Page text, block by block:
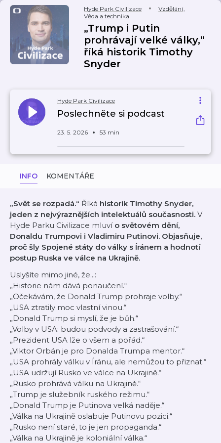
Hyde Park Civilizace Vzdělání,
Věda a technika
„Trump i Putin
prohrávají velké války,“
říká historik Timothy
Snyder
Hyde Park Civilizace
Poslechněte si podcast
23. 5. 2026 53 min
INFO KOMENTÁŘE
„Svět se rozpadá.“ Říká historik Timothy Snyder,
jeden z nejvýraznějších intelektuálů současnosti. V
Hyde Parku Civilizace mluví o světovém dění,
Donaldu Trumpovi i Vladimiru Putinovi. Objasňuje,
proč šly Spojené státy do války s Íránem a hodnotí
postup Ruska ve válce na Ukrajině.
Uslyšíte mimo jiné, že...:
„Historie nám dává ponaučení.“
„Očekávám, že Donald Trump prohraje volby.“
„USA ztratily moc vlastní vinou.“
„Donald Trump si myslí, že je bůh.“
„Volby v USA: budou podvody a zastrašování.“
„Prezident USA lže o všem a pořád.“
„Viktor Orbán je pro Donalda Trumpa mentor.“
„USA prohrály válku v Íránu, ale nemůžou to přiznat.“
„USA udržují Rusko ve válce na Ukrajině.“
„Rusko prohrává válku na Ukrajině.“
„Trump je služebník ruského režimu.“
„Donald Trump je Putinova velká naděje.“
„Válka na Ukrajině oslabuje Putinovu pozici.“
„Rusko není staré, to je jen propaganda.“
„Válka na Ukrajině je koloniální válka.“